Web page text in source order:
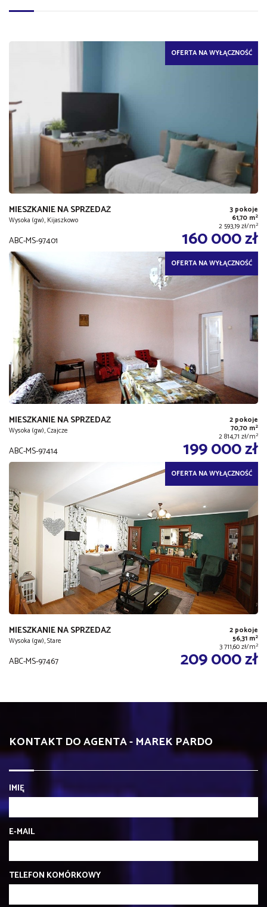
OFERTA NA WYŁĄCZNOŚĆ
MIESZKANIE NA SPRZEDAŻ
Wysoka (gw), Kijaszkowo
3 pokoje
61,70 m2
2 593,19 zł/m2
ABC-MS-97401 160 000 zł
OFERTA NA WYŁĄCZNOŚĆ
MIESZKANIE NA SPRZEDAŻ
Wysoka (gw), Czajcze
2 pokoje
70,70 m2
2 814,71 zł/m2
ABC-MS-97414 199 000 zł
OFERTA NA WYŁĄCZNOŚĆ
MIESZKANIE NA SPRZEDAŻ
Wysoka (gw), Stare
2 pokoje
56,31 m2
3 711,60 zł/m2
ABC-MS-97467 209 000 zł
KONTAKT DO AGENTA - MAREK PARDO
IMIĘ
E-MAIL
TELEFON KOMÓRKOWY